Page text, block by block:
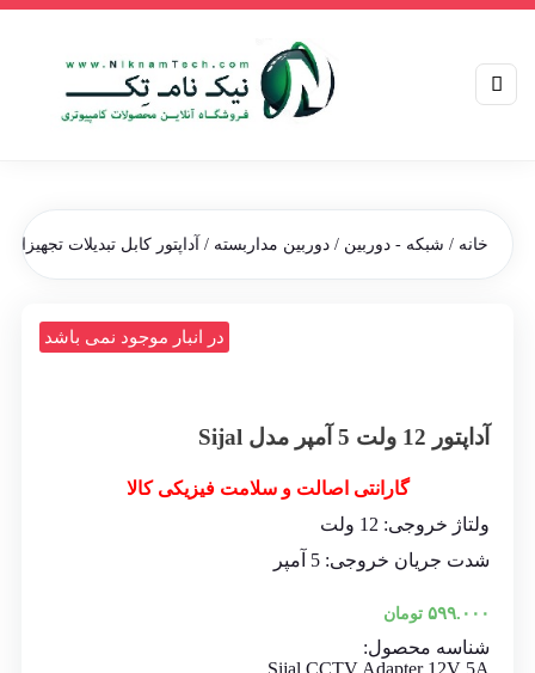
خانه / شبکه - دوربین / دوربین مداربسته / آداپتور کابل تبدیلات تجهیزات
آداپتور 12 ولت 5 آمپر مدل Sijal
گارانتی اصالت و سلامت فیزیکی کالا
ولتاژ خروجی: 12 ولت
شدت جریان خروجی: 5 آمپر
۵۹۹.۰۰۰ تومان
در انبار موجود نمی باشد
شناسه محصول:
Sijal CCTV Adapter 12V 5A